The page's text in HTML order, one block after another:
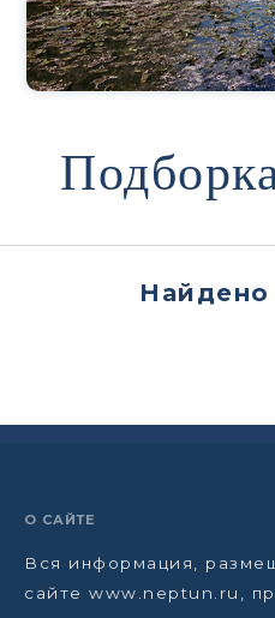
Найдено
О САЙТЕ
Вся информация,
сайте www.neptun.ru,